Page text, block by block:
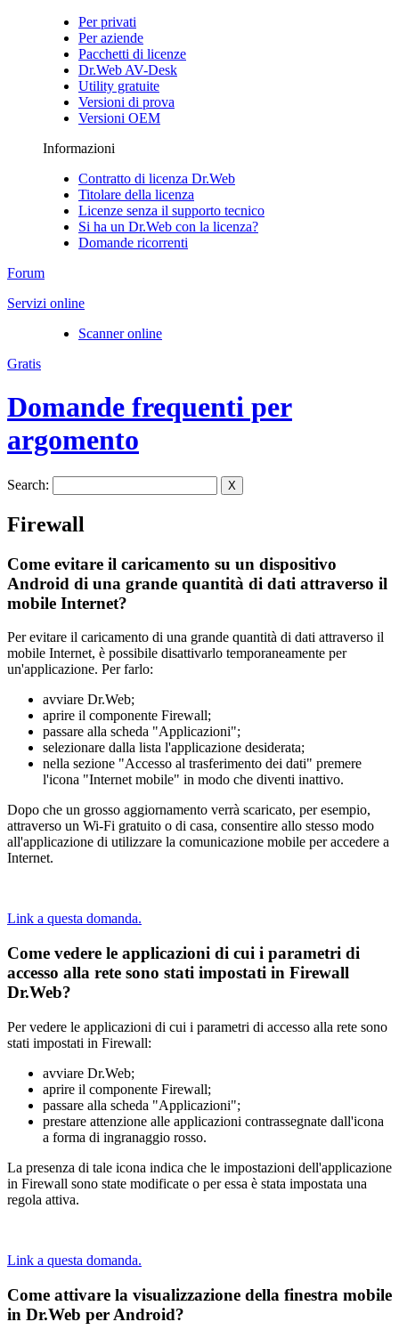
Per privati
Per aziende
Pacchetti di licenze
Dr.Web AV-Desk
Utility gratuite
Versioni di prova
Versioni OEM
Informazioni
Contratto di licenza Dr.Web
Titolare della licenza
Licenze senza il supporto tecnico
Si ha un Dr.Web con la licenza?
Domande ricorrenti
Forum
Servizi online
Scanner online
Gratis
Domande frequenti per
argomento
Search: X
Firewall
Come evitare il caricamento su un dispositivo
Android di una grande quantità di dati attraverso il
mobile Internet?
Per evitare il caricamento di una grande quantità di dati attraverso il
mobile Internet, è possibile disattivarlo temporaneamente per
un'applicazione. Per farlo:
avviare Dr.Web;
aprire il componente Firewall;
passare alla scheda "Applicazioni";
selezionare dalla lista l'applicazione desiderata;
nella sezione "Accesso al trasferimento dei dati" premere
l'icona "Internet mobile" in modo che diventi inattivo.
Dopo che un grosso aggiornamento verrà scaricato, per esempio,
attraverso un Wi-Fi gratuito o di casa, consentire allo stesso modo
all'applicazione di utilizzare la comunicazione mobile per accedere a
Internet.
Link a questa domanda.
Come vedere le applicazioni di cui i parametri di
accesso alla rete sono stati impostati in Firewall
Dr.Web?
Per vedere le applicazioni di cui i parametri di accesso alla rete sono
stati impostati in Firewall:
avviare Dr.Web;
aprire il componente Firewall;
passare alla scheda "Applicazioni";
prestare attenzione alle applicazioni contrassegnate dall'icona
a forma di ingranaggio rosso.
La presenza di tale icona indica che le impostazioni dell'applicazione
in Firewall sono state modificate o per essa è stata impostata una
regola attiva.
Link a questa domanda.
Come attivare la visualizzazione della finestra mobile
in Dr.Web per Android?